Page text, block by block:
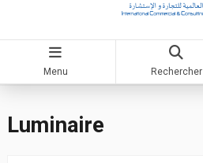
Menu Rechercher
Matériel électrique Luminaire
Luminaire